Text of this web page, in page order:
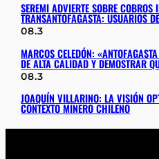
SEREMI ADVIERTE SOBRE COBROS
TRANSANTOFAGASTA: USUARIOS
08.3
MARCOS CELEDÓN:
DE ALTA CALIDAD Y DEMOSTRAR
08.3
JOAQUÍN VILLARINO: LA VISIÓN
CONTEXTO MINERO CHILENO